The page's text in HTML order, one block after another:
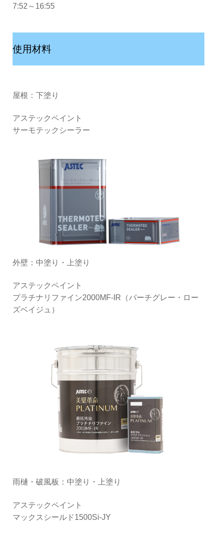
7:52～16:55
使用材料
屋根：下塗り
アステックペイント
サーモテックシーラー
外壁：中塗り・上塗り
アステックペイント
プラチナリファイン2000MF-IR（バーチグレー・ロー
ズベイジュ）
雨樋・破風板：中塗り・上塗り
アステックペイント
マックスシールド1500Si-JY